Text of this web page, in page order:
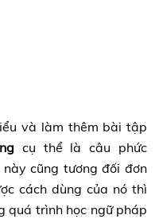
và làm thêm bài tập
cụ thể là câu phức
cũng tương đối đơn
cách dùng của nó thì
quá trình học ngữ pháp